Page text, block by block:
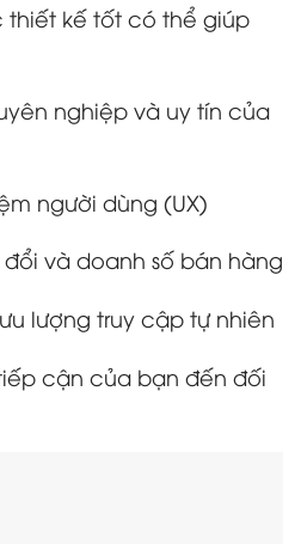
thiết kế tốt có thể giúp
nghiệp và uy tín của
người dùng (UX)
và doanh số bán hàng
lượng truy cập tự nhiên
cận của bạn đến đối